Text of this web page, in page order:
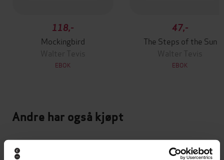
118,-
Mockingbird
Walter Tevis
EBOK
47,-
The Steps of the Sun
Walter Tevis
EBOK
Andre har også kjøpt